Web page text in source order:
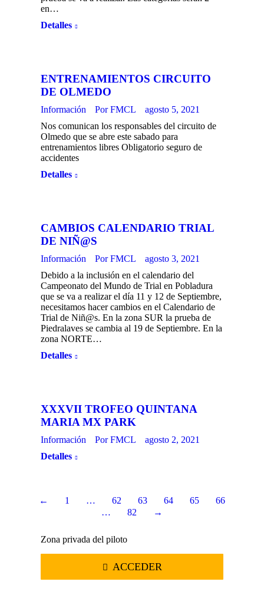
en…
Detalles
ENTRENAMIENTOS CIRCUITO
DE OLMEDO
Información PorFMCL
agosto 5, 2021
Nos comunican los responsables del circuito de
Olmedo que se abre este sabado para
entrenamientos libres Obligatorio seguro de
accidentes
Detalles
CAMBIOS CALENDARIO TRIAL
DE NIÑ@S
Información PorFMCL
agosto 3, 2021
Debido a la inclusión en el calendario del
Campeonato del Mundo de Trial en Pobladura
que se va a realizar el día 11 y 12 de Septiembre,
necesitamos hacer cambios en el Calendario de
Trial de Niñ@s. En la zona SUR la prueba de
Piedralaves se cambia al 19 de Septiembre. En la
zona NORTE…
Detalles
XXXVII TROFEO QUINTANA
MARIA MX PARK
Información PorFMCL
agosto 2, 2021
Detalles
← 1 … 62 63 64 65
66
…
82 →
Zona privada del piloto
ACCEDER